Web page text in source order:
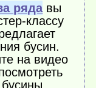
рядавы
классу
бусин.
на видео